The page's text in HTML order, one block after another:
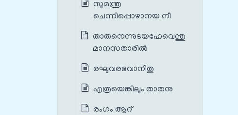
സുമന്ത്ര
ചെന്നിപ്പൊഴാനയ നീ
താതനെന്നുടയഹേവെന്തു
മാനസതാരില്‍
രഘുവരഭവാനിതു
എത്രയെങ്കിലും താതനു
രംഗം ആറ്